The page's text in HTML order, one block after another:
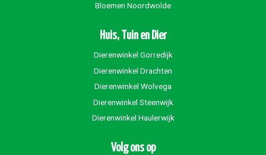
Bloemen Noordwolde
Huis, Tuin en Dier
Dierenwinkel Gorredijk
Dierenwinkel Drachten
Dierenwinkel Wolvega
Dierenwinkel Steenwijk
Dierenwinkel Haulerwijk
Volg ons op